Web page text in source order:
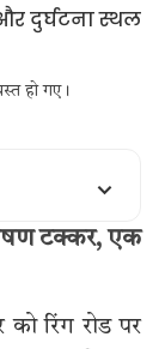
हो गए।
टक्कर, एक
को रिंग रोड पर